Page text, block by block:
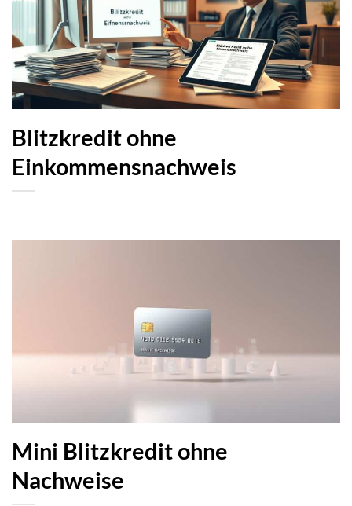
Blitzkredit ohne
Einkommensnachweis
Mini Blitzkredit ohne
Nachweise